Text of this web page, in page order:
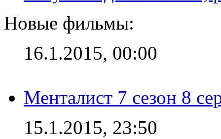
Новые фильмы:
16.1.2015, 00:00
Менталист 7 сезон 8
15.1.2015, 23:50